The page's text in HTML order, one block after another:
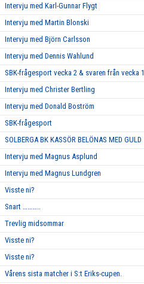
Intervju med Karl-Gunnar Flygt
Intervju med Martin Blonski
Intervju med Björn Carlsson
Intervju med Dennis Wahlund
SBK-frågesport vecka 2 & svaren från vecka 1
Intervju med Christer Bertling
Intervju med Donald Boström
SBK-frågesport
SOLBERGA BK KASSÖR BELÖNAS MED GULD
Intervju med Magnus Asplund
Intervju med Magnus Lundgren
Visste ni?
Snart ………..
Trevlig midsommar
Visste ni?
Visste ni?
Vårens sista matcher i S:t Eriks-cupen.